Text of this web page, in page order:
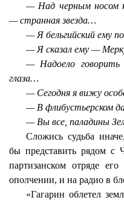
— Над черным носом
— странная звезда…
— Я бельгийский ему
— Я сказал ему —
— Надоело
глаза…
— Сегодня я вижу
— В флибустьерском
— Вы все, паладины
Сложись судьба
бы представить рядом
партизанском отряде
ополчении, и на радио в
«Гагарин облетел